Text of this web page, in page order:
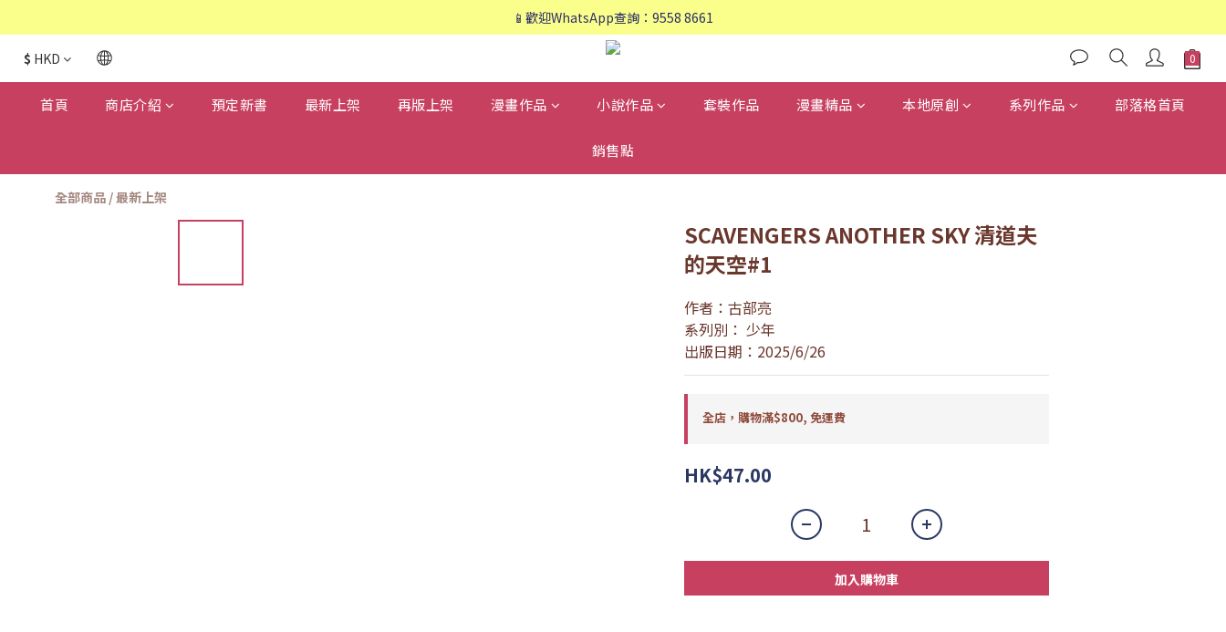
📱歡迎WhatsApp查詢：9558 8661
📱歡迎WhatsApp查詢：9558 8661
❤️會員專享：🛍購物滿💰HK$800，🚚免運費❤️
📱歡迎WhatsApp查詢：9558 8661
$ HKD
首頁 商店介紹 預定新書 最新上架 再版上架 漫畫作品 小說作品 套裝作品 漫畫精品 本地原創 系列作品 部落格首頁
銷售點
全部商品 /最新上架
SCAVENGERS ANOTHER SKY 清道夫
的天空#1
作者：古部亮
系列別： 少年
出版日期：2025/6/26
全店，購物滿$800, 免運費
HK$47.00
加入購物車